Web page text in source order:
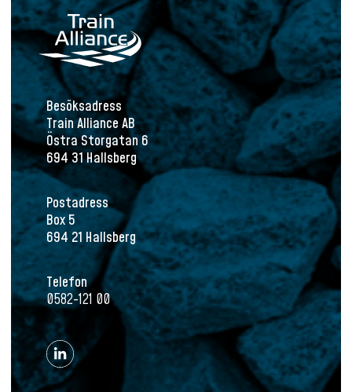
Besöksadress
Train Alliance AB
Östra Storgatan 6
694 31 Hallsberg
Postadress
Box 5
694 21 Hallsberg
Telefon
0582-121 00